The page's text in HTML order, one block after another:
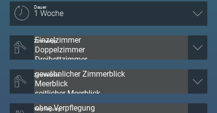
Dauer
Zimmertyp
Zimmerblick
Verpflegung